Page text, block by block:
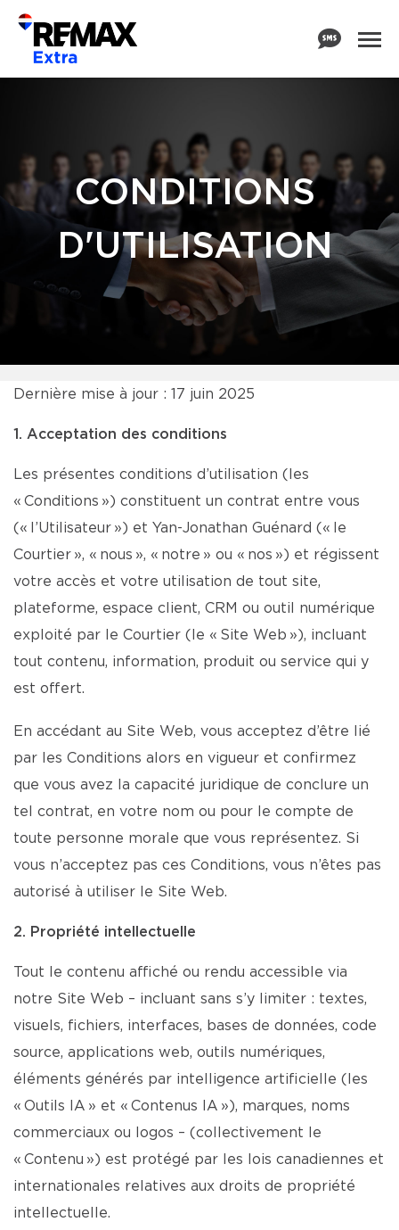
CONDITIONS
D'UTILISATION
Dernière mise à jour : 17 juin 2025
1. Acceptation des conditions
Les présentes conditions d’utilisation (les
« Conditions ») constituent un contrat entre vous
(« l’Utilisateur ») et Yan-Jonathan Guénard (« le
Courtier », « nous », « notre » ou « nos ») et régissent
votre accès et votre utilisation de tout site,
plateforme, espace client, CRM ou outil numérique
exploité par le Courtier (le « Site Web »), incluant
tout contenu, information, produit ou service qui y
est offert.
En accédant au Site Web, vous acceptez d’être lié
par les Conditions alors en vigueur et confirmez
que vous avez la capacité juridique de conclure un
tel contrat, en votre nom ou pour le compte de
toute personne morale que vous représentez. Si
vous n’acceptez pas ces Conditions, vous n’êtes pas
autorisé à utiliser le Site Web.
2. Propriété intellectuelle
Tout le contenu affiché ou rendu accessible via
notre Site Web – incluant sans s’y limiter : textes,
visuels, fichiers, interfaces, bases de données, code
source, applications web, outils numériques,
éléments générés par intelligence artificielle (les
« Outils IA » et « Contenus IA »), marques, noms
commerciaux ou logos – (collectivement le
« Contenu ») est protégé par les lois canadiennes et
internationales relatives aux droits de propriété
intellectuelle.